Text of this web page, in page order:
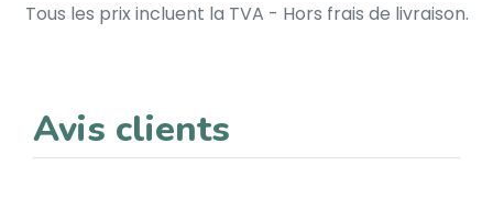
Tous les prix incluent la TVA - Hors frais de livraison.
Avis clients